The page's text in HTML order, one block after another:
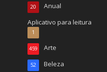
Anual
20
Aplicativo para leitura
1
Arte
459
Beleza
52